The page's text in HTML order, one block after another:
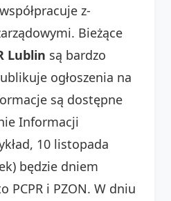
z-
Bieżące
Lublin są bardzo
ogłoszenia na
są dostępne
Informacji
10 listopada
będzie dniem
PCPR i PZON. W dniu